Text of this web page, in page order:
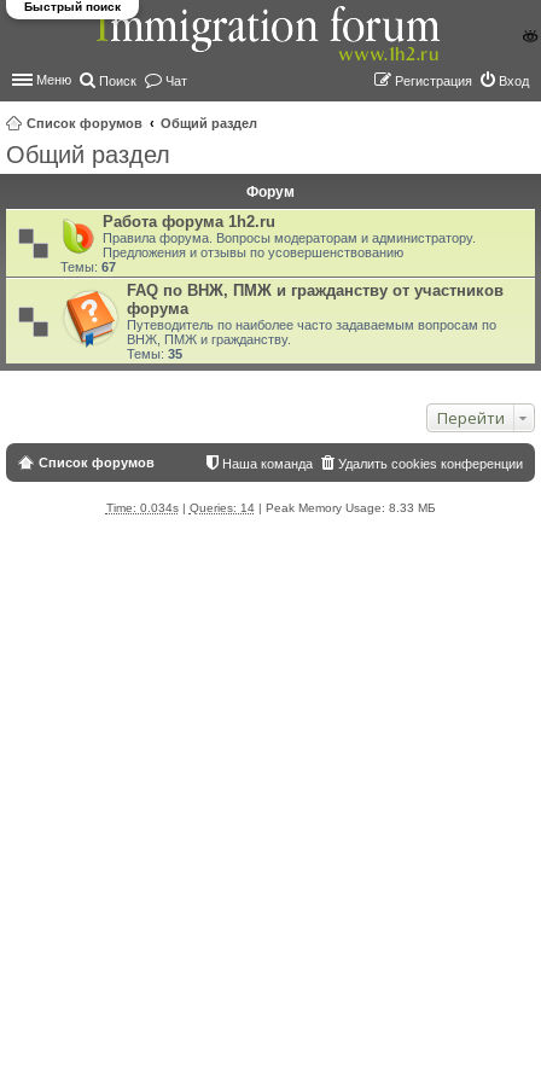
Меню Поиск Чат Вход
Регистрация
Список форумов
Общий раздел
Быстрый поиск
Общий раздел
Форум
Работа форума 1h2.ru
Правила форума. Вопросы модераторам и администратору.
Предложения и отзывы по усовершенствованию
Темы: 67
FAQ по ВНЖ, ПМЖ и гражданству от участников
форума
Путеводитель по наиболее часто задаваемым вопросам по
ВНЖ, ПМЖ и гражданству.
Темы: 35
Перейти
Список форумов Удалить cookies конференции
Наша команда
Time: 0.034s| Queries: 14| Peak Memory Usage: 8.33 МБ